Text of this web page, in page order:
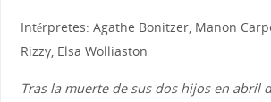
Intérpretes: Agathe Bonitzer, Manon
Rizzy, Elsa Wolliaston
Tras la muerte de sus dos hijos en abril